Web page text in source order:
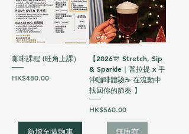
咖啡課程 (旺角上課）
價格
HK$480.00
新增至購物車
【2026🎊 Stretch, Sip
& Sparkle｜普拉提 x 手
沖咖啡體驗☕ 在流動中
找回你的節奏️ 】
價格
HK$560.00
無庫存